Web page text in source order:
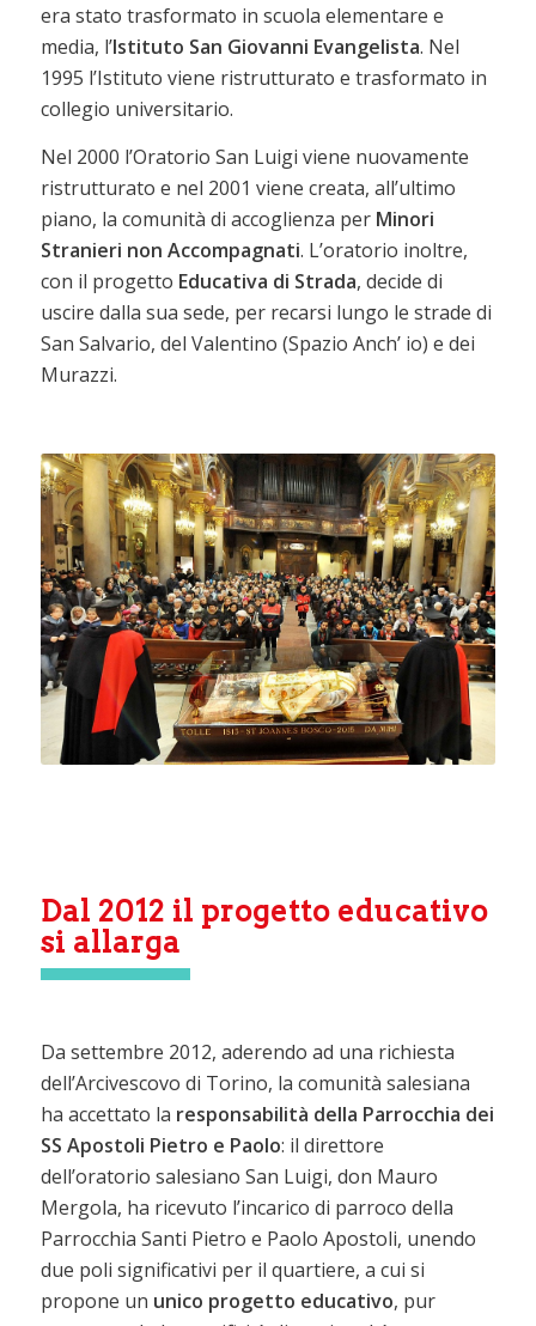
era stato trasformato in scuola elementare e
media, l’Istituto San Giovanni Evangelista. Nel
1995 l’Istituto viene ristrutturato e trasformato in
collegio universitario.
Nel 2000 l’Oratorio San Luigi viene nuovamente
ristrutturato e nel 2001 viene creata, all’ultimo
piano, la comunità di accoglienza per Minori
Stranieri non Accompagnati. L’oratorio inoltre,
con il progetto Educativa di Strada, decide di
uscire dalla sua sede, per recarsi lungo le strade di
San Salvario, del Valentino (Spazio Anch’ io) e dei
Murazzi.
Dal 2012 il progetto educativo
si allarga
Da settembre 2012, aderendo ad una richiesta
dell’Arcivescovo di Torino, la comunità salesiana
ha accettato la responsabilità della Parrocchia dei
SS Apostoli Pietro e Paolo: il direttore
dell’oratorio salesiano San Luigi, don Mauro
Mergola, ha ricevuto l’incarico di parroco della
Parrocchia Santi Pietro e Paolo Apostoli, unendo
due poli significativi per il quartiere, a cui si
propone un unico progetto educativo, pur